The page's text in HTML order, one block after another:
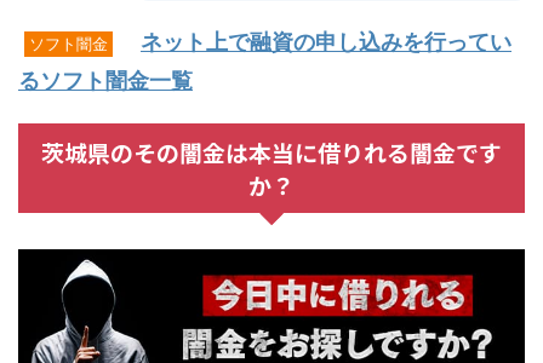
ソフト闇金
ネット上で融資の申し込みを行ってい
るソフト闇金一覧
茨城県のその闇金は本当に借りれる闇金です
か？